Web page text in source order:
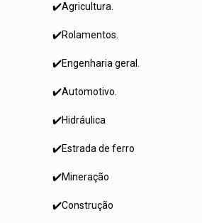
✔️Agricultura.
✔️Rolamentos.
✔️Engenharia geral.
✔️Automotivo.
✔️Hidráulica
✔️Estrada de ferro
✔️Mineração
✔️Construção